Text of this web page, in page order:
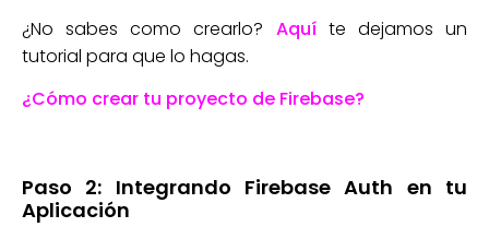
¿No sabes como crearlo? Aquí te dejamos un
tutorial para que lo hagas.
¿Cómo crear tu proyecto de Firebase?
Paso 2: Integrando Firebase Auth en tu
Aplicación